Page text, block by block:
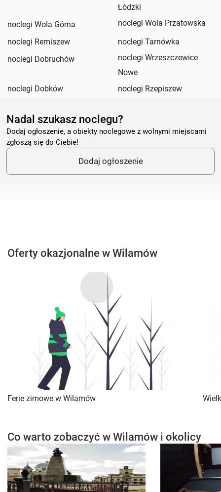
Łódzki
noclegi Wola Górna
noclegi Wola Przatowska
noclegi Remiszew
noclegi Tarnówka
noclegi Dobruchów
noclegi Wrzeszczewice
Nowe
noclegi Dobków
noclegi Rzepiszew
Nadal szukasz noclegu?
Dodaj ogłoszenie, a obiekty noclegowe z wolnymi miejscami
zgłoszą się do Ciebie!
Dodaj ogłoszenie
Oferty okazjonalne w Wilamów
Ferie zimowe w Wilamów
Co warto zobaczyć w Wilamów i okolicy